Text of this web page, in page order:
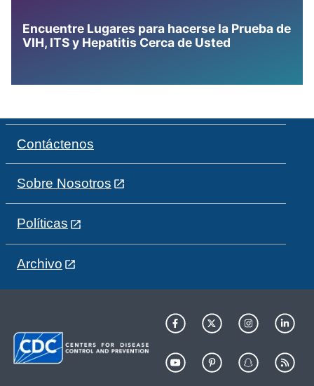
Encuentre Lugares para hacerse la Prueba de
VIH, ITS y Hepatitis Cerca de Usted
Contáctenos
Sobre Nosotros
Políticas
Archivo